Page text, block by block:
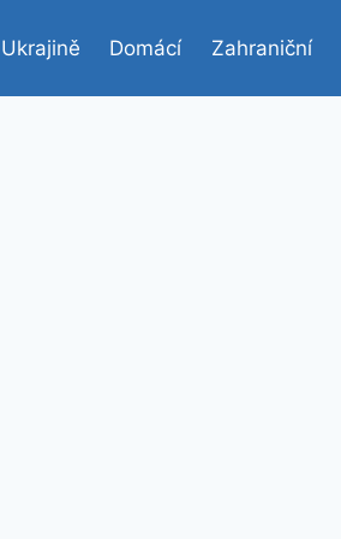
Domácí Zahraniční